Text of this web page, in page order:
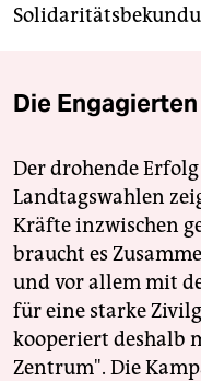
Die
Der drohende
Landtagswahlen
Kräfte inzwischen
braucht es
und vor allem mit
für eine starke
kooperiert deshalb
Zentrum". Die